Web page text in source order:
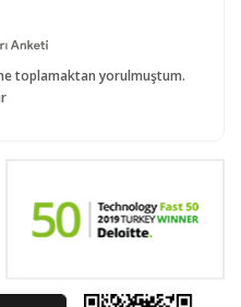
toplamaktan yorulmuştum.